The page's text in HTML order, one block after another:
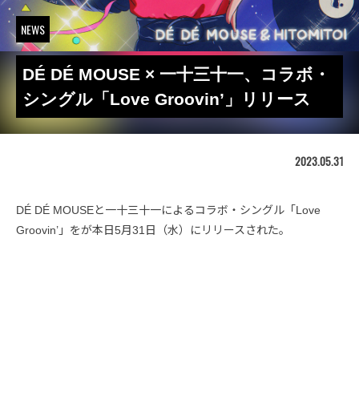
NEWS
DÉ DÉ MOUSE × 一十三十一、コラボ・
シングル「Love Groovin’」リリース
2023.05.31
DÉ DÉ MOUSEと一十三十一によるコラボ・シングル「Love
Groovin’」をが本日5月31日（水）にリリースされた。